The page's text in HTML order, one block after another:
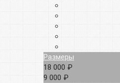
Размеры
18 000 ₽
9 000 ₽